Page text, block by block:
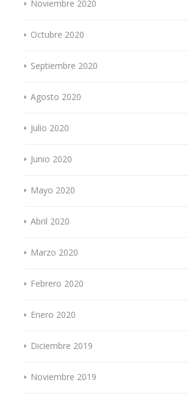
Noviembre 2020
Octubre 2020
Septiembre 2020
Agosto 2020
Julio 2020
Junio 2020
Mayo 2020
Abril 2020
Marzo 2020
Febrero 2020
Enero 2020
Diciembre 2019
Noviembre 2019